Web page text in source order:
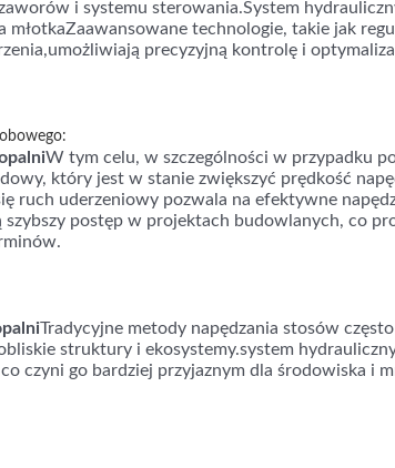
i systemu sterowania.System
młotkaZaawansowane technologie, takie jak
precyzyjną kontrolę i
W tym celu, w szczególności w przypadku
który jest w stanie zwiększyć prędkość
ruch uderzeniowy pozwala na efektywne
postęp w projektach budowlanych, co
Tradycyjne metody napędzania stosów
struktury i ekosystemy.system
co czyni go bardziej przyjaznym dla środowiska i